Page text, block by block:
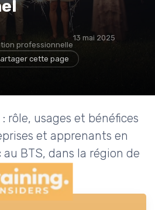
professionnelle
13 mai 2025
cette page
rôle, usages et bénéfices
et apprenants en
BTS, dans la région de